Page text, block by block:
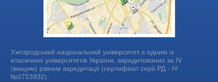
Ужгородський національний університет є одним із
класичних університетів України, акредитованих за IV
(вищим) рівнем акредитації (сертифікат серії РД - IV
№0753932).